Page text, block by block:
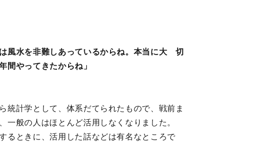
風水を非難しあっているからね。本当に大 切
間やってきたからね」
統計学として、体系だてられたもので、戦前ま
般の人はほとんど活用しなくなりました。
るときに、活用した話などは有名なところで